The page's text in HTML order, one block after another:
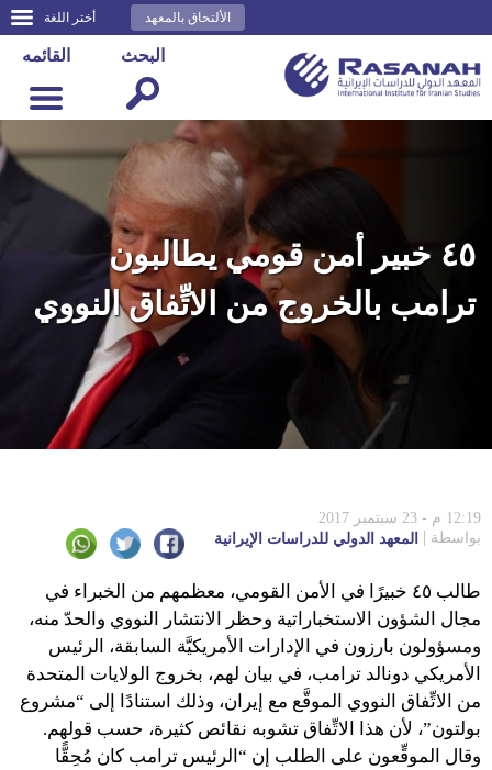
أختر اللغة الألتحاق بالمعهد
القائمه البحث
٤٥ خبير أمن قومي يطالبون
ترامب بالخروج من الاتِّفاق النووي
12:19 م - 23 سبتمبر 2017
بواسطة
المعهد الدولي للدراسات الإيرانية
طالب ٤٥ خبيرًا في الأمن القومي، معظمهم من الخبراء في
مجال الشؤون الاستخباراتية وحظر الانتشار النووي والحدّ منه،
ومسؤولون بارزون في الإدارات الأمريكيَّة السابقة، الرئيس
الأمريكي دونالد ترامب، في بيان لهم، بخروج الولايات المتحدة
من الاتِّفاق النووي الموقَّع مع إيران، وذلك استنادًا إلى “مشروع
بولتون”، لأن هذا الاتِّفاق تشوبه نقائص كثيرة، حسب قولهم.
وقال الموقِّعون على الطلب إن “الرئيس ترامب كان مُحِقًّا